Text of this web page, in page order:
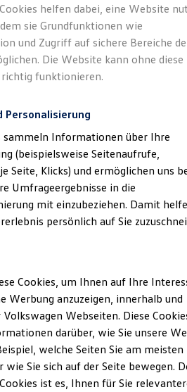
Leasing
Leasing
Leasing
Leasing
Anzahlung
mit Schlussrate
und Garantien
Class bei Volkswagen
der ID. Modelle
im Winter
geprüft und
& Rechtliches)
helfen dabei, eine Website
sie Grundfunktionen wie
und Zugriff auf sichere Bereiche
Die Website kann ohne diese
funktionieren.
Personalisierung
sammeln Informationen über Ihre
(beispielsweise Seitenaufrufe,
Seite, Klicks) und ermöglichen uns
Umfrageergebnisse in die
mit einzubeziehen. Damit
persönlich auf Sie
Cookies, um Ihnen auf Ihre
Werbung anzuzeigen, innerhalb und
Webseiten. Diese
darüber, wie Sie unsere
welche Seiten Sie am meisten
wie Sie sich auf der Seite bewegen.
ist es, Ihnen für Sie